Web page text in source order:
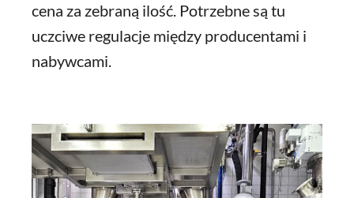
cena za zebraną ilość. Potrzebne są tu
uczciwe regulacje między producentami i
nabywcami.